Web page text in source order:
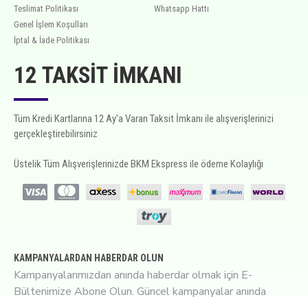
Teslimat Politikası
Genel İşlem Koşulları
İptal & İade Politikası
Whatsapp Hattı
12 TAKSIT İMKANI
Tüm Kredi Kartlarına 12 Ay'a Varan Taksit İmkanı ile alışverişlerinizi
gerçekleştirebilirsiniz
Üstelik Tüm Alışverişlerinizde BKM Ekspress ile ödeme Kolaylığı
KAMPANYALARDAN HABERDAR OLUN
Kampanyalarımızdan anında haberdar olmak için E-
Bültenimize Abone Olun. Güncel kampanyalar anında